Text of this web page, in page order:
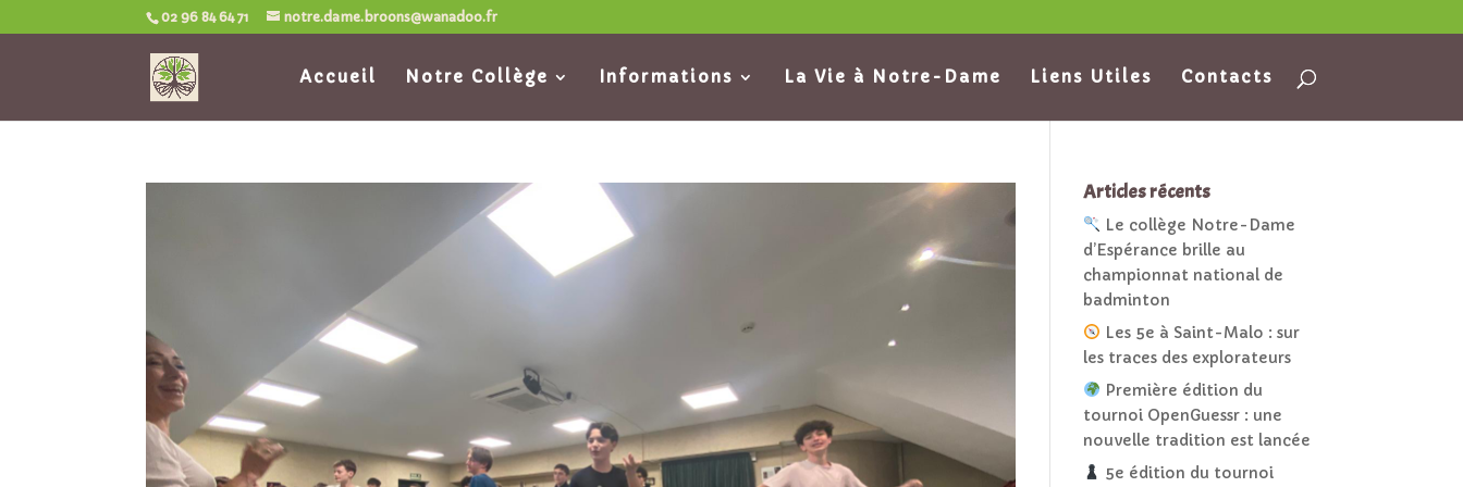
02 96 84 64 71 notre.dame.broons@wanadoo.fr
Accueil Notre Collège Informations La Vie à Notre-Dame Liens Utiles Contacts
Articles récents
Le collège Notre-Dame
d’Espérance brille au
championnat national de
badminton
Les 5e à Saint-Malo : sur
les traces des explorateurs
Première édition du
tournoi OpenGuessr : une
nouvelle tradition est lancée
5e édition du tournoi